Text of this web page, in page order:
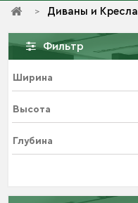
> Диваны и Кресла
Фильтр
Ширина
Высота
Глубина